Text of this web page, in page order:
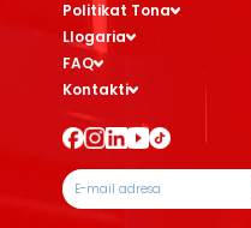
Politikat Tona
Llogaria
FAQ
Kontakti